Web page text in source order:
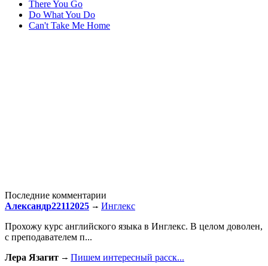
There You Go
Do What You Do
Can't Take Me Home
Последние комментарии
Александр22112025
Инглекс
Прохожу курс английского языка в Инглекс. В целом доволен,
с преподавателем п...
Лера Язагит
Пишем интересный расск...